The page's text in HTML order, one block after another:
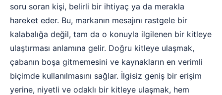
soru soran kişi, belirli bir ihtiyaç ya da merakla
hareket eder. Bu, markanın mesajını rastgele bir
kalabalığa değil, tam da o konuyla ilgilenen bir kitleye
ulaştırması anlamına gelir. Doğru kitleye ulaşmak,
çabanın boşa gitmemesini ve kaynakların en verimli
biçimde kullanılmasını sağlar. İlgisiz geniş bir erişim
yerine, niyetli ve odaklı bir kitleye ulaşmak, hem